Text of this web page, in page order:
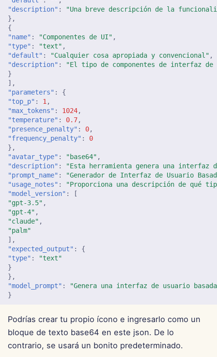
8 de noviembre de 2024
1 de noviembre de 2024
25 de octubre de 2024
18 de octubre de 2024
11 de octubre de 2024
4 de octubre de 2024
27 de septiembre de 2024
20 de septiembre de 2024
13 de septiembre de 2024
6 de septiembre de 2024
23 de agosto de 2024
16 de agosto de 2024
9 de agosto de 2024
2 de agosto de 2024
26 de julio de 2024
"description" :
"Una breve descripción de la
},
{
"name" : "Componentes de UI" ,
"type" : "text" ,
"default" : "Cualquier cosa apropiada y convencional" ,
"description" :
"El tipo de componentes de interfaz
}
],
"parameters" :
{
"top_p" : 1 ,
"max_tokens" : 1024,
"temperature" : 0.7,
"presence_penalty" : 0,
"frequency_penalty" :
0
},
"avatar_type" : "base64" ,
"description" :
"Esta herramienta genera una interfaz
"prompt_name" :
"Generador de Interfaz de Usuario
"usage_notes" :
"Proporciona una descripción de qué
"model_version" :
[
"gpt-3.5" ,
"gpt-4" ,
"claude" ,
"palm"
],
"expected_output" :
{
"type" :
"text"
}
},
"model_prompt" :
"Genera una interfaz de usuario
}
Podrías crear tu propio ícono e ingresarlo como un
bloque de texto base64 en este json. De lo
contrario, se usará un bonito predeterminado.